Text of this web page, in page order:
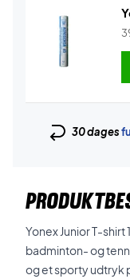
30 dages
Yonex Junior T-shirt
badminton- og
og et sporty udtryk